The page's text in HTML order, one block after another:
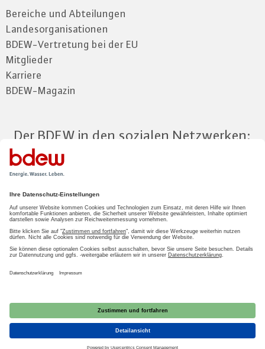
Bereiche und Abteilungen
Landesorganisationen
BDEW-Vertretung bei der EU
Mitglieder
Karriere
BDEW-Magazin
Der BDEW in den sozialen Netzwerken:
Zum Mitgliederbereich
LOGIN
2026 BDEW
Impressum|Datenschutz